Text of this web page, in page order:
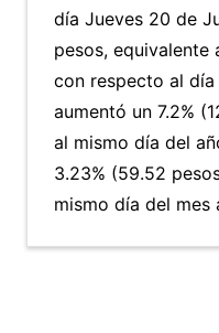
día Jueves 20 de
pesos, equivalente
con respecto al día
aumentó un 7.2%
al mismo día del
3.23% (59.52
mismo día del mes